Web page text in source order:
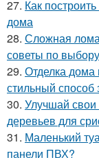
27. Как
дома
28. Сложная
советы по
29. Отделка дома
стильный
30. Улучшай
деревьев для
31. Маленький
панели ПВХ?